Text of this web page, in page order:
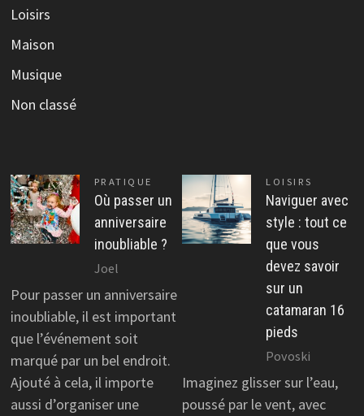
Loisirs
Maison
Musique
Non classé
PRATIQUE
Où passer un
anniversaire
inoubliable ?
Joel
Pour passer un anniversaire
inoubliable, il est important
que l’événement soit
marqué par un bel endroit.
Ajouté à cela, il importe
aussi d’organiser une
LOISIRS
Naviguer avec
style : tout ce
que vous
devez savoir
sur un
catamaran 16
pieds
Povoski
Imaginez glisser sur l’eau,
poussé par le vent, avec